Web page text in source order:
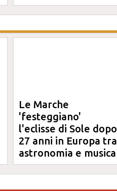
Le Marche
'festeggiano'
l'eclisse di Sole dopo
27 anni in Europa tra
astronomia e musica